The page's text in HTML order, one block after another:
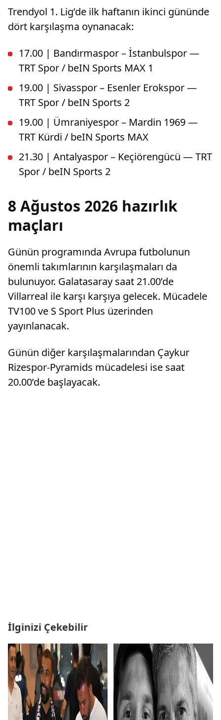
Trendyol 1. Lig’de ilk haftanın ikinci gününde
dört karşılaşma oynanacak:
17.00 | Bandırmaspor – İstanbulspor —
TRT Spor / beIN Sports MAX 1
19.00 | Sivasspor – Esenler Erokspor —
TRT Spor / beIN Sports 2
19.00 | Ümraniyespor – Mardin 1969 —
TRT Kürdi / beIN Sports MAX
21.30 | Antalyaspor – Keçiörengücü — TRT
Spor / beIN Sports 2
8 Ağustos 2026 hazırlık
maçları
Günün programında Avrupa futbolunun
önemli takımlarının karşılaşmaları da
bulunuyor. Galatasaray saat 21.00’de
Villarreal ile karşı karşıya gelecek. Mücadele
TV100 ve S Sport Plus üzerinden
yayınlanacak.
Günün diğer karşılaşmalarından Çaykur
Rizespor-Pyramids mücadelesi ise saat
20.00’de başlayacak.
İlginizi Çekebilir